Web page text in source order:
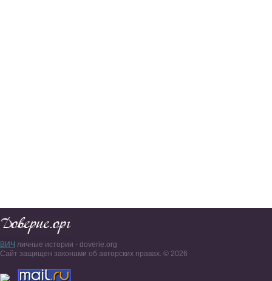
ВИЧ личные истории - doverie.org
Сайт защищен законами об авторских правах. © 2026